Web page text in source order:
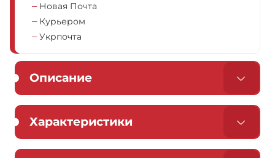
Новая Почта
Курьером
Укрпочта
Описание
Характеристики